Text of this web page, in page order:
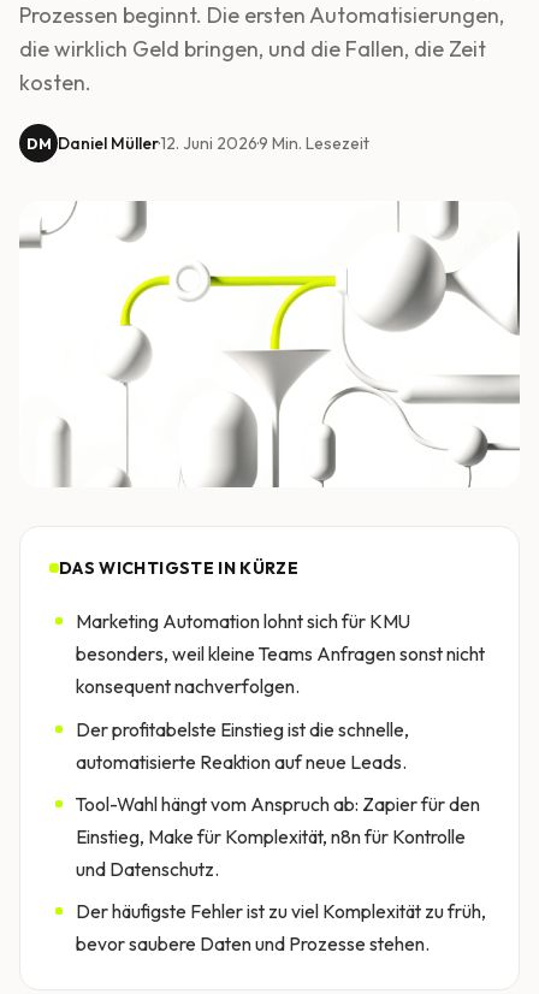
Prozessen beginnt. Die ersten Automatisierungen,
die wirklich Geld bringen, und die Fallen, die Zeit
kosten.
DM Daniel Müller·12. Juni 2026·9 Min. Lesezeit
DAS WICHTIGSTE IN KÜRZE
Marketing Automation lohnt sich für KMU
besonders, weil kleine Teams Anfragen sonst nicht
konsequent nachverfolgen.
Der profitabelste Einstieg ist die schnelle,
automatisierte Reaktion auf neue Leads.
Tool-Wahl hängt vom Anspruch ab: Zapier für den
Einstieg, Make für Komplexität, n8n für Kontrolle
und Datenschutz.
Der häufigste Fehler ist zu viel Komplexität zu früh,
bevor saubere Daten und Prozesse stehen.